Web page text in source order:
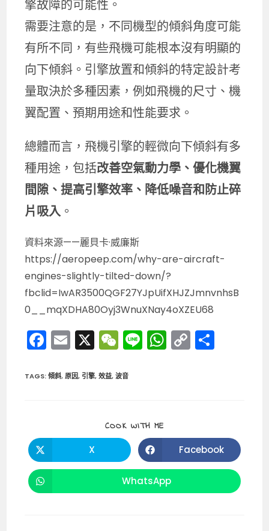
擎故障的可能性。
需要注意的是，不同機型的傾斜角度可能
有所不同，有些飛機可能根本沒有明顯的
向下傾斜。引擎放置和傾斜的特定設計考
量取決於多種因素，例如飛機的尺寸、機
翼配置、預期用途和性能要求。
總體而言，飛機引擎的輕微向下傾斜有多
種用途，包括改善空氣動力學、優化機翼
間隙、提高引擎效率、降低噪音和防止碎
片吸入。
資料來源——麗貝卡·威廉斯
https://aeropeep.com/why-are-aircraft-
engines-slightly-tilted-down/?
fbclid=IwAR3500QGF27YJpUifXHJZJmnvnhsB
0__mqXDHA80Oyj3WnuXNay4oXZEU68
F
a
c
o
o
k
E
m
ai
X W
e
C
a
t
Li
n
W
h
p
p
C
o
n
k
TAGS:傾斜, 原因, 引擎, 效益, 波音
COOK WITH ME
CONTENT
Opens
in
a
X Opens
in
a
Facebook
Opens
in
WhatsApp